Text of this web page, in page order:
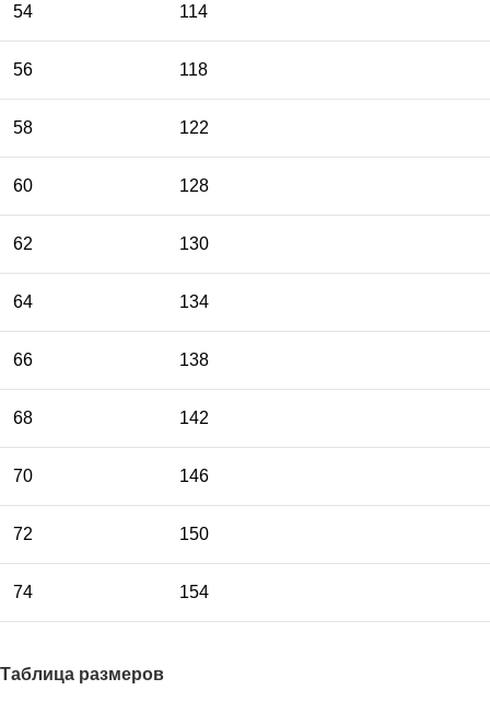
54 114
56 118
58 122
60 128
62 130
64 134
66 138
68 142
70 146
72 150
74 154
Таблица размеров